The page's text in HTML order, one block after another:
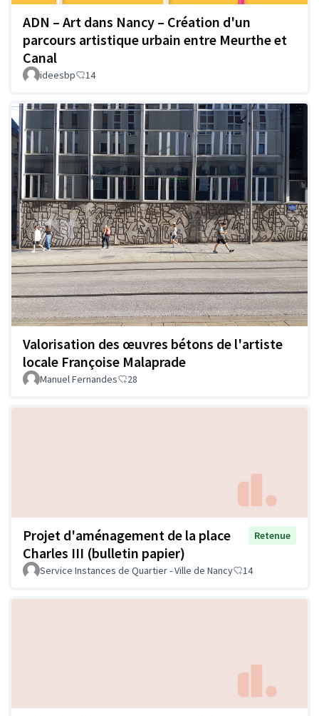
ADN – Art dans Nancy – Création d'un
parcours artistique urbain entre Meurthe et
Canal
ideesbp 14
Valorisation des œuvres bétons de l'artiste
locale Françoise Malaprade
Manuel Fernandes 28
Projet d'aménagement de la place
Charles III (bulletin papier)
Retenue
Service Instances de Quartier - Ville de Nancy 14